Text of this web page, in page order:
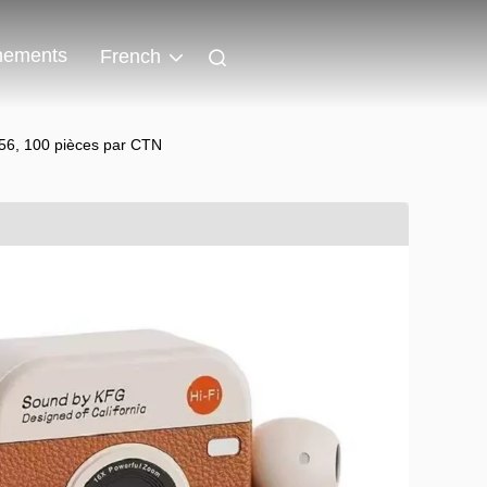
French
100 pièces par CTN